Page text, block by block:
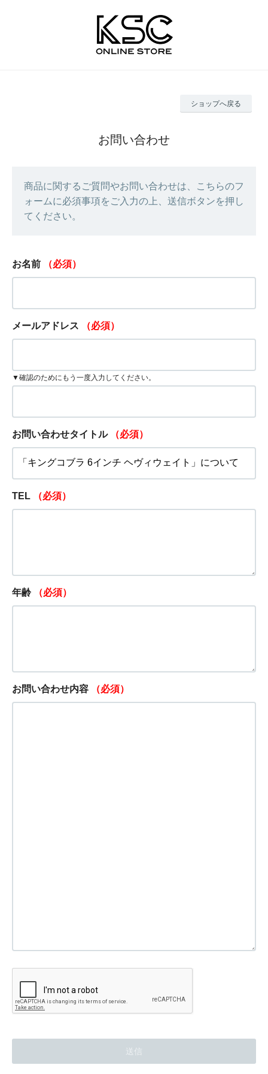
ショップへ戻る
お問い合わせ
商品に関するご質問やお問い合わせは、こちらのフ
ォームに必須事項をご入力の上、送信ボタンを押し
てください。
お名前 （必須）
メールアドレス （必須）
▼確認のためにもう一度入力してください。
お問い合わせタイトル （必須）
TEL （必須）
年齢 （必須）
お問い合わせ内容 （必須）